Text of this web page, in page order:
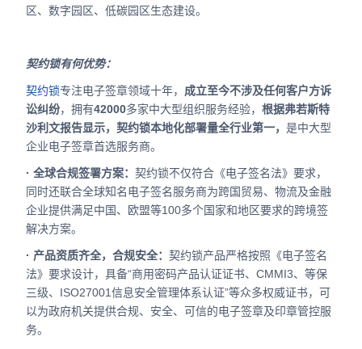
区、数字园区、低碳园区生态建设。
契约锁有何优势：
契约锁专注电子签章领域十年， 成立至今不涉及任何客户方诉
讼纠纷，拥有42000多家中大型组织服务经验， 根据弗若斯特
沙利文报告显示，契约锁本地化部署量全行业第一， 是中大型
企业电子签章首选服务商。
· 全球合规签署方案： 契约锁不仅符合《电子签名法》要求，
同时还联合全球知名电子签名服务商为跨国贸易、物流及金融
企业提供满足中国、欧盟等100多个国家和地区要求的跨境签
解决方案。
· 产品资质齐全，合规安全： 契约锁产品严格按照《电子签名
法》要求设计，具备“商用密码产品认证证书、CMMI3、等保
三级、ISO27001信息安全管理体系认证”等众多权威证书，可
以为政府机关提供合规、安全、可信的电子签章及印章管控服
务。